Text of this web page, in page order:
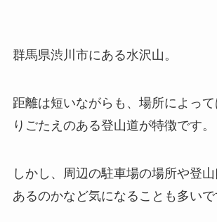
群馬県渋川市にある水沢山。
距離は短いながらも、場所によっ
りごたえのある登山道が特徴です。
しかし、周辺の駐車場の場所や登
あるのかなど気になることも多いで